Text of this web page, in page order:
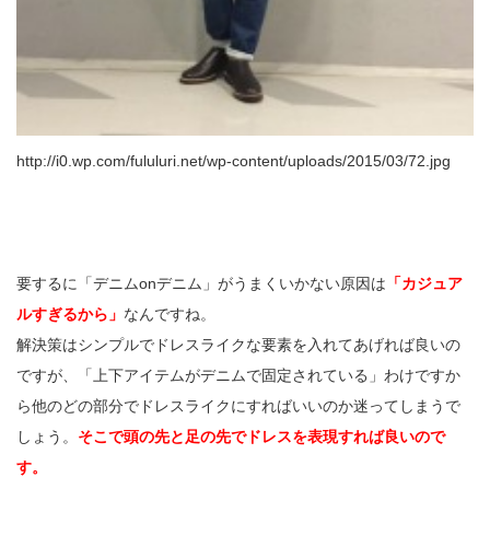
http://i0.wp.com/fululuri.net/wp-content/uploads/2015/03/72.jpg
要するに「デニムonデニム」がうまくいかない原因は 「カジュア
ルすぎるから」 なんですね。
解決策はシンプルでドレスライクな要素を入れてあげれば良いの
ですが、「上下アイテムがデニムで固定されている」わけですか
ら他のどの部分でドレスライクにすればいいのか迷ってしまうで
しょう。 そこで頭の先と足の先でドレスを表現すれば良いので
す。